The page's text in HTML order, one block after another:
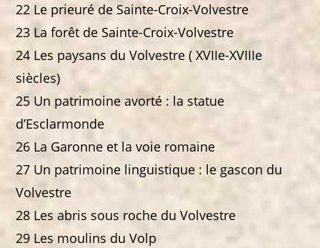
22 Le prieuré de Sainte-Croix-Volvestre
23 La forêt de Sainte-Croix-Volvestre
24 Les paysans du Volvestre ( XVIIe-XVIIIe
siècles)
25 Un patrimoine avorté : la statue
d’Esclarmonde
26 La Garonne et la voie romaine
27 Un patrimoine linguistique : le gascon du
Volvestre
28 Les abris sous roche du Volvestre
29 Les moulins du Volp